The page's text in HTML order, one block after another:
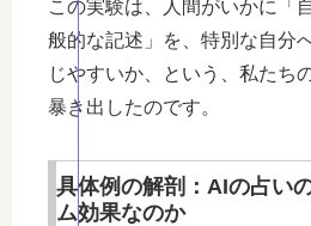
この実験は、人間がいかに「
般的な記述」を、特別な自分
じやすいか、という、私たち
暴き出したのです。
具体例の解剖：AIの占い
ム効果なのか